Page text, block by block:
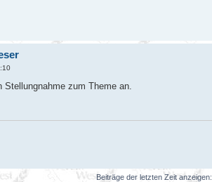
Stellungnahme zum Theme an.
Beiträge der letzten Zeit anzeigen: